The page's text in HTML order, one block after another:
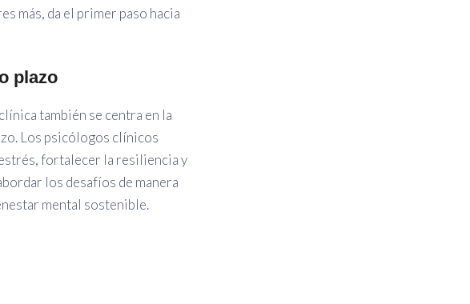
más, da el primer paso hacia
plazo
también se centra en la
Los psicólogos clínicos
fortalecer la resiliencia y
los desafíos de manera
mental sostenible.